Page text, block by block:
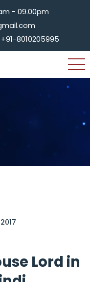
- 09.00pm
+91-8010205995
Lord in